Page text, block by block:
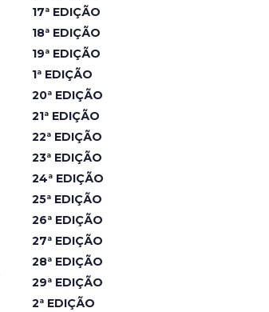
17ª EDIÇÃO
18ª EDIÇÃO
19ª EDIÇÃO
1ª EDIÇÃO
20ª EDIÇÃO
21ª EDIÇÃO
22ª EDIÇÃO
23ª EDIÇÃO
24ª EDIÇÃO
25ª EDIÇÃO
26ª EDIÇÃO
27ª EDIÇÃO
28ª EDIÇÃO
29ª EDIÇÃO
2ª EDIÇÃO